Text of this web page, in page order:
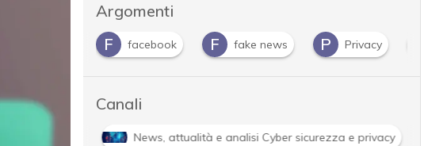
Argomenti
F facebook F fake news P Privacy
Canali
News, attualità e analisi Cyber sicurezza e privacy